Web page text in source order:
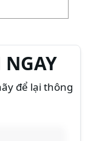
để lại thông